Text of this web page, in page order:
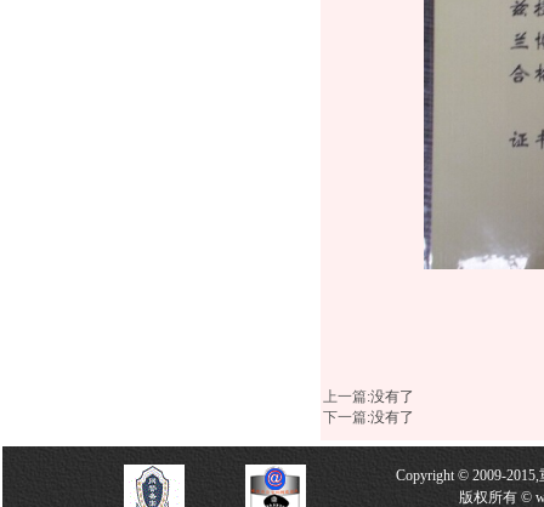
上一篇:没有了
下一篇:没有了
Copyright © 2009-
版权所有 ©